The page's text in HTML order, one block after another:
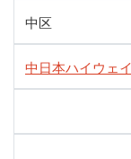
中区
中日本ハイウェ